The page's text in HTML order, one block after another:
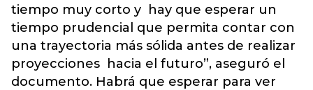
tiempo muy corto y hay que esperar un
tiempo prudencial que permita contar con
una trayectoria más sólida antes de realizar
proyecciones hacia el futuro”, aseguró el
documento. Habrá que esperar para ver